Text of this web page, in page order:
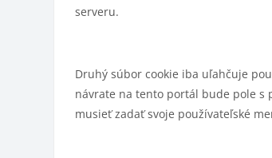
serveru.
Druhý súbor cookie iba uľahčuje
návrate na tento portál bude pole s
musieť zadať svoje používateľské